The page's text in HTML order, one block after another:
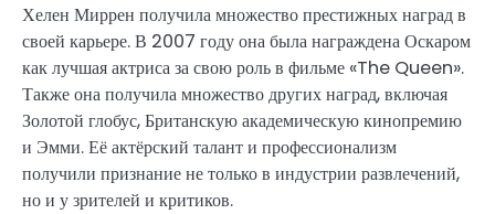
Хелен Миррен получила множество престижных наград в
своей карьере. В 2007 году она была награждена Оскаром
как лучшая актриса за свою роль в фильме «The Queen».
Также она получила множество других наград, включая
Золотой глобус, Британскую академическую кинопремию
и Эмми. Её актёрский талант и профессионализм
получили признание не только в индустрии развлечений,
но и у зрителей и критиков.